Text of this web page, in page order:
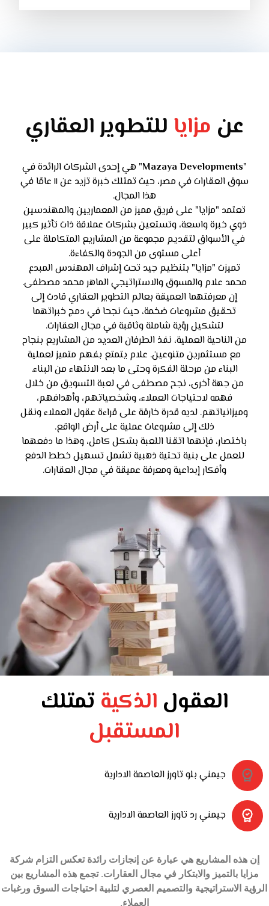
عن مزايا للتطوير العقاري
"
Mazaya Developments" هي إحدى الشركات الرائدة في
سوق العقارات في مصر، حيث تمتلك خبرة تزيد عن ١١ عامًا في
هذا المجال.
تعتمد "مزايا" على فريق مميز من المعماريين والمهندسين
ذوي خبرة واسعة، وتستعين بشركات عملاقة ذات تأثير كبير
في الأسواق لتقديم مجموعة من المشاريع المتكاملة على
أعلى مستوى من الجودة والكفاءة.
تميزت "مزايا" بتنظيم جيد تحت إشراف المهندس المبدع
محمد علام والمسوق والاستراتيجي الماهر محمد مصطفى.
إن معرفتهما العميقة بعالم التطوير العقاري قادت إلى
تحقيق مشروعات ضخمة، حيث نجحا في دمج خبراتهما
لتشكيل رؤية شاملة وثاقبة في مجال العقارات.
من الناحية العملية، نفذ الطرفان العديد من المشاريع بنجاح
مع مستثمرين متنوعين. علام يتمتع بفهم متميز لعملية
البناء من مرحلة الفكرة وحتى ما بعد الانتهاء من البناء.
من جهة أخرى، نجح مصطفى في لعبة التسويق من خلال
فهمه لاحتياجات العملاء، وشخصياتهم، وأهدافهم،
وميزانياتهم. لديه قدرة خارقة على قراءة عقول العملاء ونقل
ذلك إلى مشروعات عملية على أرض الواقع.
باختصار، فإنهما اتقنا اللعبة بشكل كامل، وهذا ما دفعهما
للعمل على بنية تحتية ذهبية تشمل تسهيل خطط الدفع
وأفكار إبداعية ومعرفة عميقة في مجال العقارات.
العقول الذكية تمتلك
المستقبل
جيمني بلو تاورز العاصمة الادارية
جيمني رد تاورز العاصمة الادارية
إن هذه المشاريع هي عبارة عن إنجازات رائدة تعكس التزام شركة
مزايا بالتميز والابتكار في مجال العقارات. تجمع هذه المشاريع بين
الرؤية الاستراتيجية والتصميم العصري لتلبية احتياجات السوق ورغبات
العملاء.